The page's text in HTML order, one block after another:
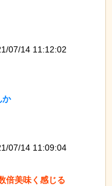
07/14 11:12:02
か
07/14 11:09:04
倍美味く感じる